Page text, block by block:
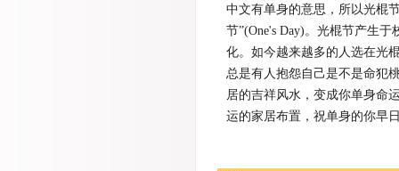
中文有单身的意思，所以光棍
节”(One's Day)。光棍节产生
化。如今越来越多的人选在光
总是有人抱怨自己是不是命犯
居的吉祥风水，变成你单身命
运的家居布置，祝单身的你早